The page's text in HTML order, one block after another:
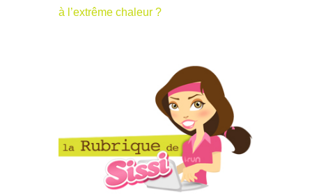
à l’extrême chaleur ?